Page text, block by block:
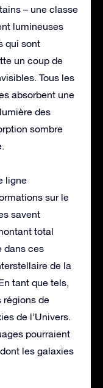
– une classe
lumineuses
qui sont
un coup de
Tous les
absorbent une
des
sombre
ligne
sur le
savent
total
dans ces
de la
tant que tels,
régions de
de l’Univers.
pourraient
les galaxies